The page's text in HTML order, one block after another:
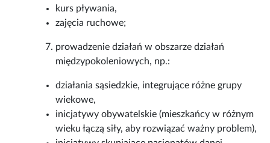
kurs pływania,
zajęcia ruchowe;
prowadzenie działań w obszarze działań
międzypokoleniowych, np.:
działania sąsiedzkie, integrujące różne grupy
wiekowe,
inicjatywy obywatelskie (mieszkańcy w różnym
wieku łączą siły, aby rozwiązać ważny problem),